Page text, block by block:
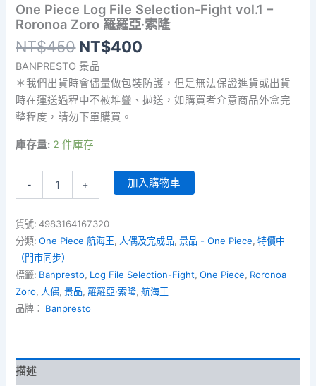
One Piece Log File Selection-Fight vol.1 –
Roronoa Zoro 羅羅亞·索隆
NT$450 原
始
價
格：
NT$450。
NT$400
價
格：
BANPRESTO 景品
＊我們出貨時會儘量做包裝防護，但是無法保證進貨或出貨
時在運送過程中不被堆疊、拋送，如購買者介意商品外盒完
整程度，請勿下單購買。
庫存量: 2 件庫存
-
File
Selection-
Fight
vol.1
-
Roronoa
Zoro
·
索
+ 加入購物車
貨號:4983164167320
分類:One Piece 航海王, 人偶及完成品,景品 - One Piece,特價中
（門市同步）
標籤: Banpresto, Log File Selection-Fight,One Piece, Roronoa
Zoro, 人偶,景品, 羅羅亞·索隆,航海王
品牌： Banpresto
描述